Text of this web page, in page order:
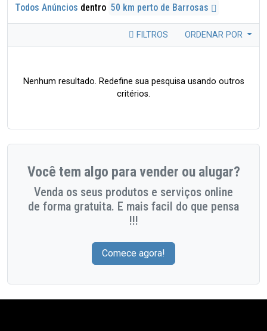
Todos Anúncios dentro 50 km perto de Barrosas
FILTROS ORDENAR POR
Nenhum resultado. Redefine sua pesquisa usando outros
critérios.
Você tem algo para vender ou alugar?
Venda os seus produtos e serviços online
de forma gratuita. E mais facil do que pensa
!!!
Comece agora!